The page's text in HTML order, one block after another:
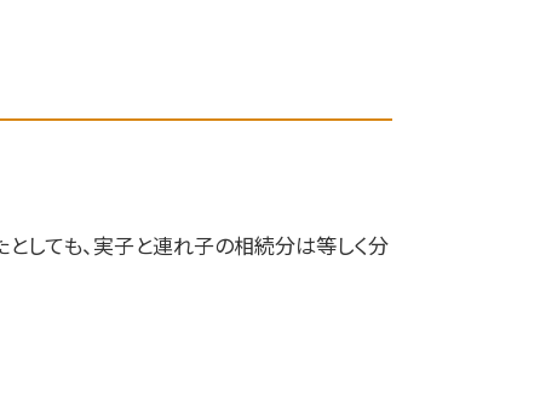
しても、実子と連れ子の相続分は等しく分